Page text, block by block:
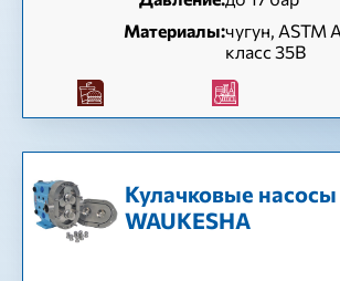
Материалы:чугун, ASTM
класс 35B
Кулачковые насосы
WAUKESHA